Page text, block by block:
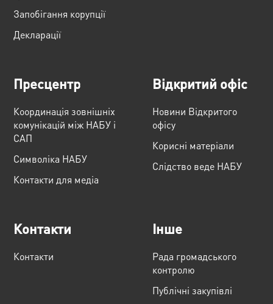
Запобігання корупції
Декларації
Пресцентр
Координація зовнішніх
комунікацій між НАБУ і
САП
Cимволіка НАБУ
Контакти для медіа
Відкритий офіс
Новини Відкритого
офісу
Корисні матеріали
Слідство веде НАБУ
Контакти
Контакти
Інше
Рада громадського
контролю
Публічні закупівлі